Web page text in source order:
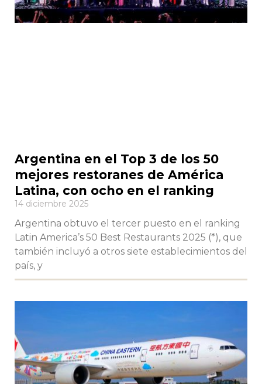
Argentina en el Top 3 de los 50
mejores restoranes de América
Latina, con ocho en el ranking
14 diciembre 2025
Argentina obtuvo el tercer puesto en el ranking
Latin America’s 50 Best Restaurants 2025 (*), que
también incluyó a otros siete establecimientos del
país, y